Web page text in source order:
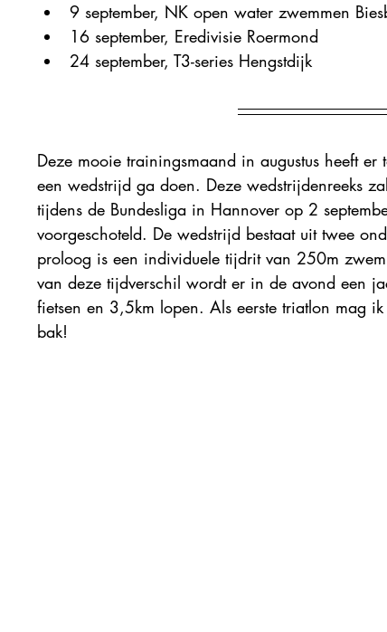
9 september, NK open water zwemmen
16 september, Eredivisie Roermond
24 september, T3-series Hengstdijk
Deze mooie trainingsmaand in augustus heeft
een wedstrijd ga doen. Deze wedstrijdenreeks
tijdens de Bundesliga in Hannover op 2
voorgeschoteld. De wedstrijd bestaat uit twee
proloog is een individuele tijdrit van 250m
van deze tijdverschil wordt er in de avond een
fietsen en 3,5km lopen. Als eerste triatlon mag
bak!